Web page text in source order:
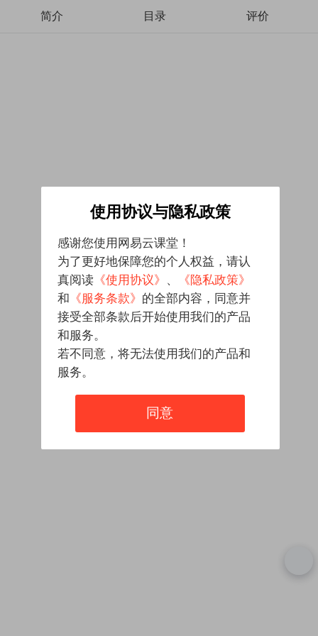
简介 目录 评价
使用协议与隐私政策
感谢您使用网易云课堂！
为了更好地保障您的个人权益，请认
真阅读 《使用协议》 、
《隐私政策》
和 《服务条款》 的全部内容，同意并
接受全部条款后开始使用我们的产品
和服务。
若不同意，将无法使用我们的产品和
服务。
同意